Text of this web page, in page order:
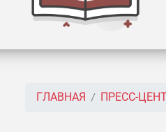
ГЛАВНАЯ ПРЕСС-